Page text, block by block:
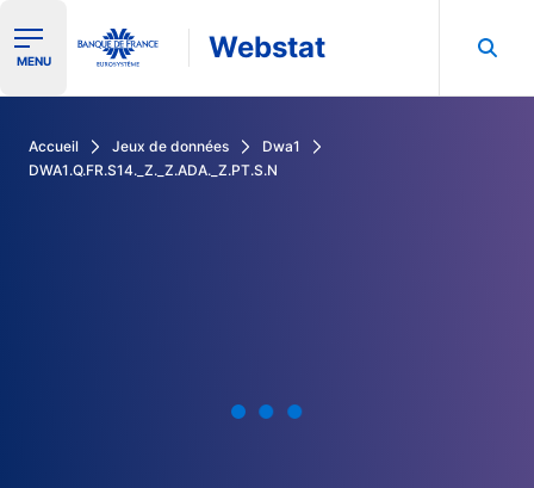
Ouvrir le menu de navigation
MENU Webstat
Accueil Jeux de données
Dwa1
DWA1.Q.FR.S14._Z._Z.ADA._Z.PT.S.N